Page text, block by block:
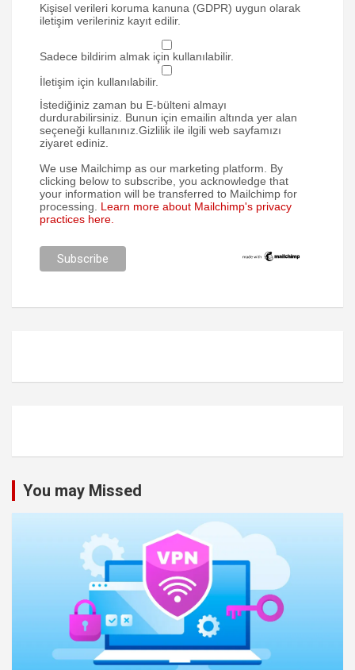
Kişisel verileri koruma kanuna (GDPR) uygun olarak
iletişim verileriniz kayıt edilir.
Sadece bildirim almak için kullanılabilir.
İletişim için kullanılabilir.
İstediğiniz zaman bu E-bülteni almayı
durdurabilirsiniz. Bunun için emailin altında yer alan
seçeneği kullanınız.Gizlilik ile ilgili web sayfamızı
ziyaret ediniz.
We use Mailchimp as our marketing platform. By
clicking below to subscribe, you acknowledge that
your information will be transferred to Mailchimp for
processing. Learn more about Mailchimp's privacy
practices here.
You may Missed